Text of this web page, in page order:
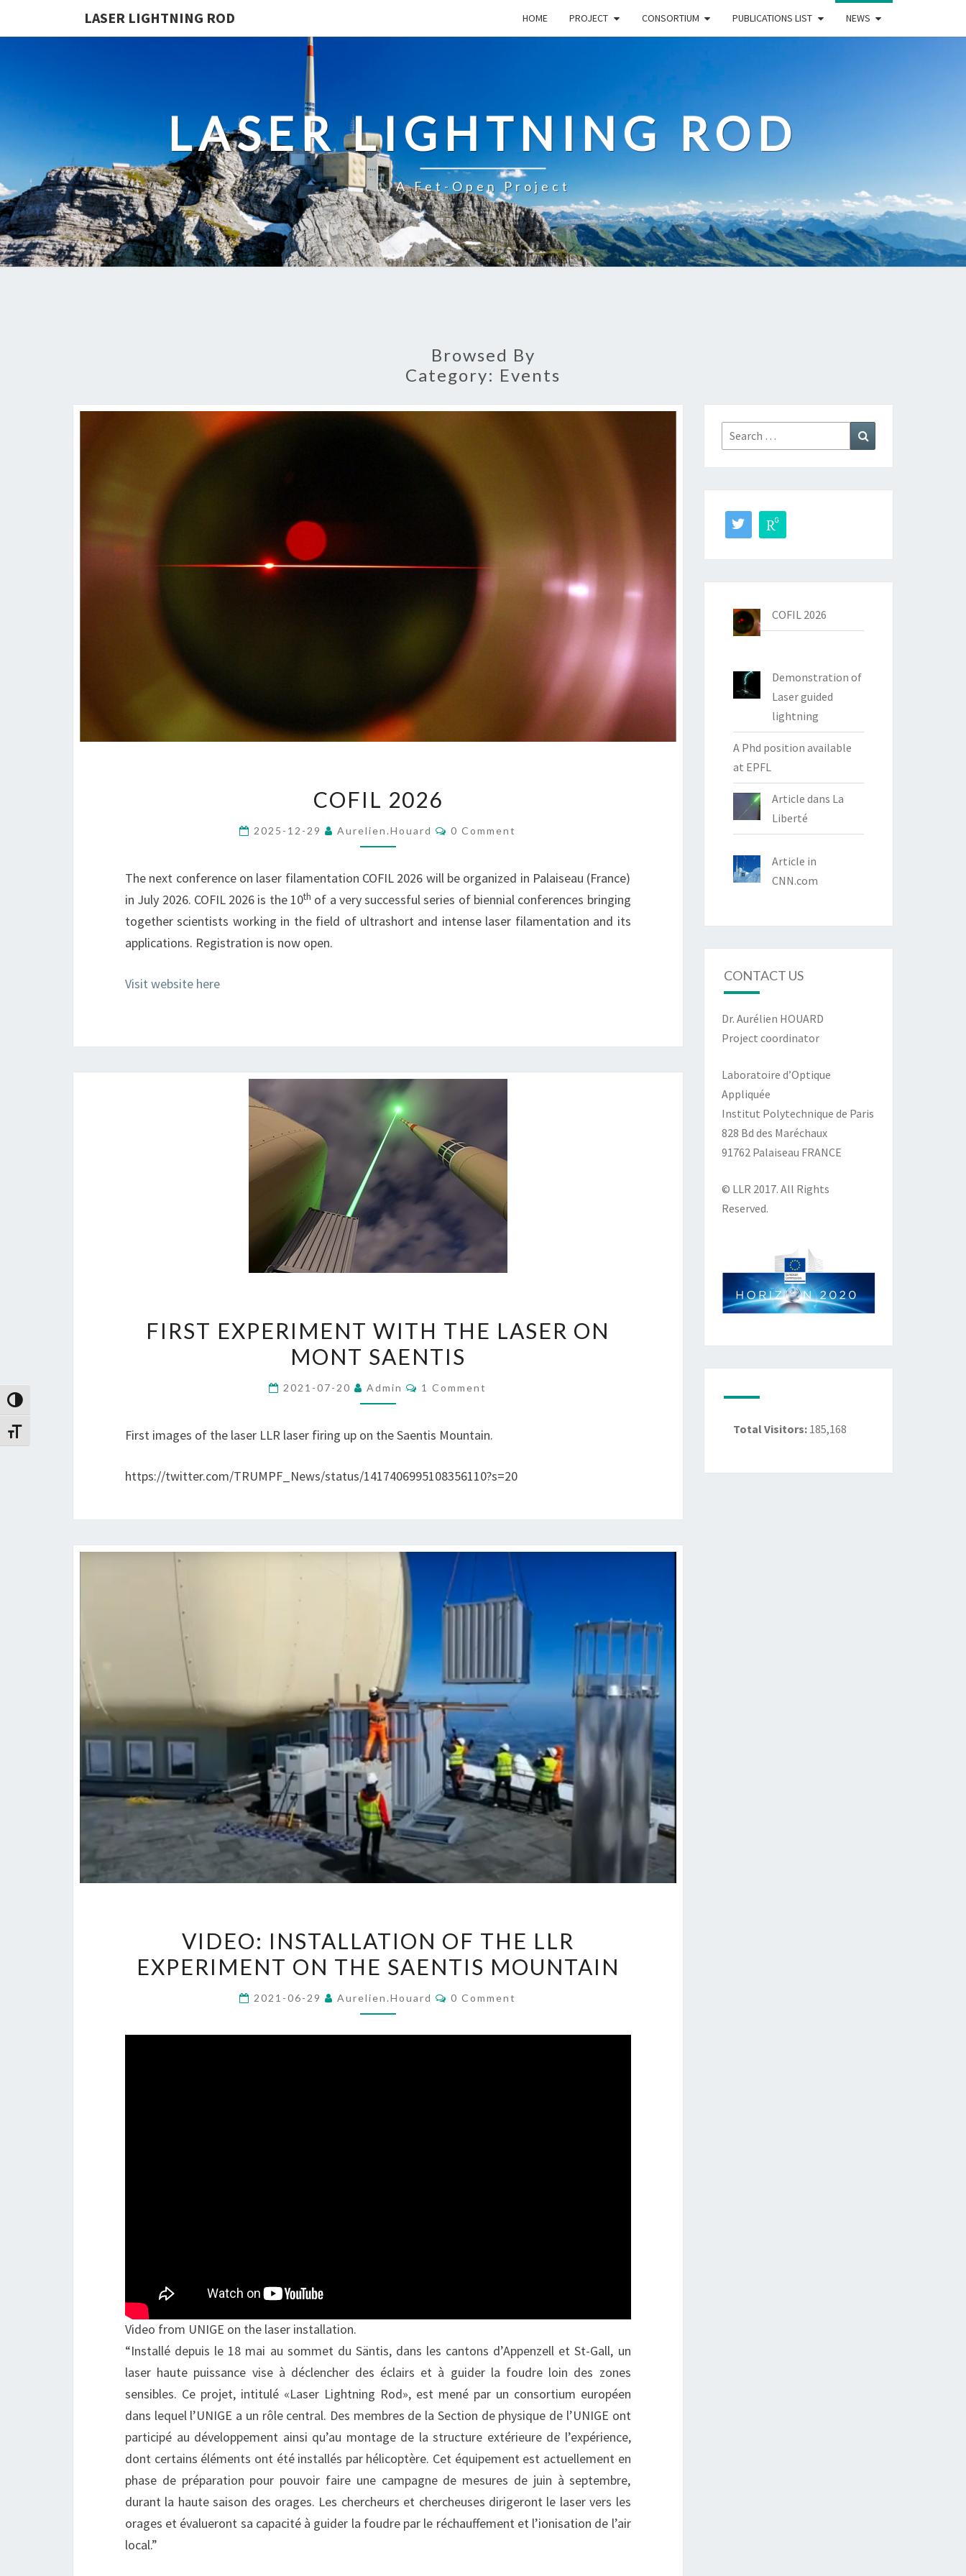
Toggle High Contrast
Toggle Font size
LASER LIGHTNING ROD HOME PROJECT CONSORTIUM PUBLICATIONS LIST NEWS
LASER LIGHTNING ROD
A Fet-Open Project
Browsed By
Category: Events
2026
COFIL 2026
2025-12-29 Aurelien.houard Comments
0 Comment
The next conference on laser filamentation COFIL 2026 will be organized in Palaiseau (France)
in July 2026. COFIL 2026 is the 10th of a very successful series of biennial conferences bringing
together scientists working in the field of ultrashort and intense laser filamentation and its
applications. Registration is now open.
Visit website here
EXPERIMENT
WITH
LASER
MONT
FIRST EXPERIMENT WITH THE LASER ON
MONT SAENTIS
2021-07-20 Admin Comments
1 Comment
First images of the laser LLR laser firing up on the Saentis Mountain.
https://twitter.com/TRUMPF_News/status/1417406995108356110?s=20
INSTALLATION
OF
VIDEO: INSTALLATION OF THE LLR
EXPERIMENT ON THE SAENTIS MOUNTAIN
2021-06-29 Aurelien.houard Comments
0 Comment
Video from UNIGE on the laser installation.
“Installé depuis le 18 mai au sommet du Säntis, dans les cantons d’Appenzell et St-Gall, un
laser haute puissance vise à déclencher des éclairs et à guider la foudre loin des zones
sensibles. Ce projet, intitulé «Laser Lightning Rod», est mené par un consortium européen
dans lequel l’UNIGE a un rôle central. Des membres de la Section de physique de l’UNIGE ont
participé au développement ainsi qu’au montage de la structure extérieure de l’expérience,
dont certains éléments ont été installés par hélicoptère. Cet équipement est actuellement en
phase de préparation pour pouvoir faire une campagne de mesures de juin à septembre,
durant la haute saison des orages. Les chercheurs et chercheuses dirigeront le laser vers les
orages et évalueront sa capacité à guider la foudre par le réchauffement et l’ionisation de l’air
local.”
Search
for:
COFIL 2026
Demonstration of
Laser guided
lightning
A Phd position available
at EPFL
Article dans La
Liberté
Article in
CNN.com
CONTACT US
Dr. Aurélien HOUARD
Project coordinator
Laboratoire d’Optique
Appliquée
Institut Polytechnique de Paris
828 Bd des Maréchaux
91762 Palaiseau FRANCE
© LLR 2017. All Rights
Reserved.
Total Visitors: 185,168